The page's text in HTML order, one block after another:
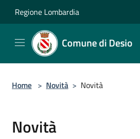
Regione Lombardia
Comune di Desio
Home > Novità > Novità
Novità